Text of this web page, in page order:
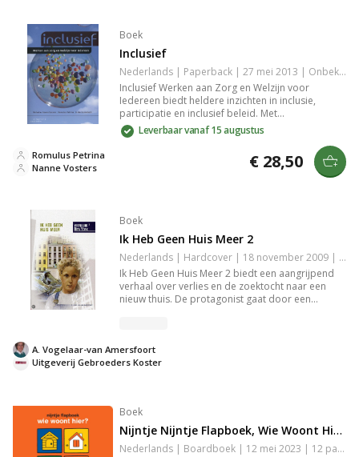
Boek
Inclusief
Nederlands | Paperback | 27 mei 2013 | Onbekend | 9789046903483
Inclusief Werken aan Zorg en Welzijn voor
Iedereen biedt heldere inzichten in inclusie,
participatie en inclusief beleid. Met
praktijkvoorbeelden over wonen, leren, werken
en vrije tijd, en de rol van sociale professionals bij
Leverbaar vanaf 15 augustus
Nanne Vosters
Romulus Petrina € 28,50
Boek
Ik Heb Geen Huis Meer 2
Nederlands | Hardcover | 18 november 2009 | 109 pagina's | 9789055514984
Ik Heb Geen Huis Meer 2 biedt een aangrijpend
verhaal over verlies en de zoektocht naar een
nieuw thuis. De protagonist gaat door een
je de kracht van de menselijke geest ervaren, zelfs
in de donkerste tijden.
Uitgeverij Gebroeders Koster
A. Vogelaar-van Amersfoort
Boek
Nijntje Nijntje Flapboek, Wie Woont Hier?
Nederlands | Boardboek | 12 mei 2023 | 12 pagina's | 9789056479398